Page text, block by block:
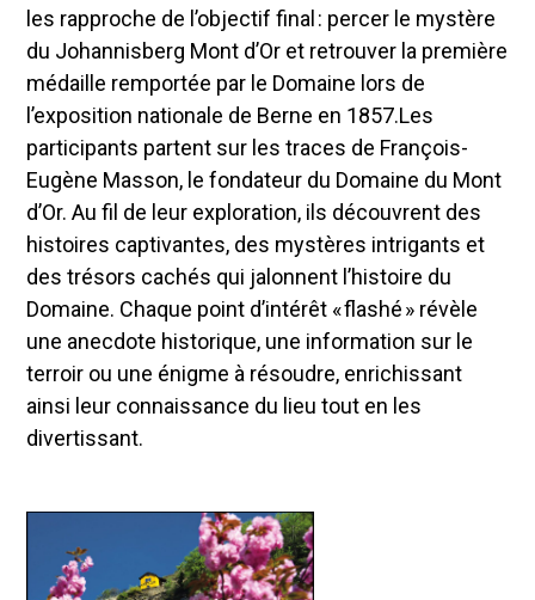
les rapproche de l’objectif final : percer le mystère
du Johannisberg Mont d’Or et retrouver la première
médaille remportée par le Domaine lors de
l’exposition nationale de Berne en 1857.Les
participants partent sur les traces de François-
Eugène Masson, le fondateur du Domaine du Mont
d’Or. Au fil de leur exploration, ils découvrent des
histoires captivantes, des mystères intrigants et
des trésors cachés qui jalonnent l’histoire du
Domaine. Chaque point d’intérêt « flashé » révèle
une anecdote historique, une information sur le
terroir ou une énigme à résoudre, enrichissant
ainsi leur connaissance du lieu tout en les
divertissant.